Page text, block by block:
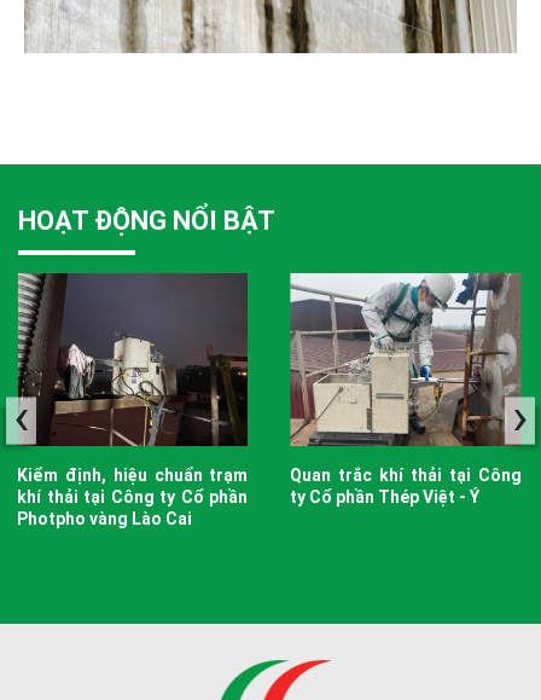
HOẠT ĐỘNG NỔI BẬT
Kiểm định, hiệu chuẩn trạm
khí thải tại Công ty Cổ phần
Photpho vàng Lào Cai
Quan trắc khí thải tại Công
ty Cổ phần Thép Việt - Ý
‹ ›